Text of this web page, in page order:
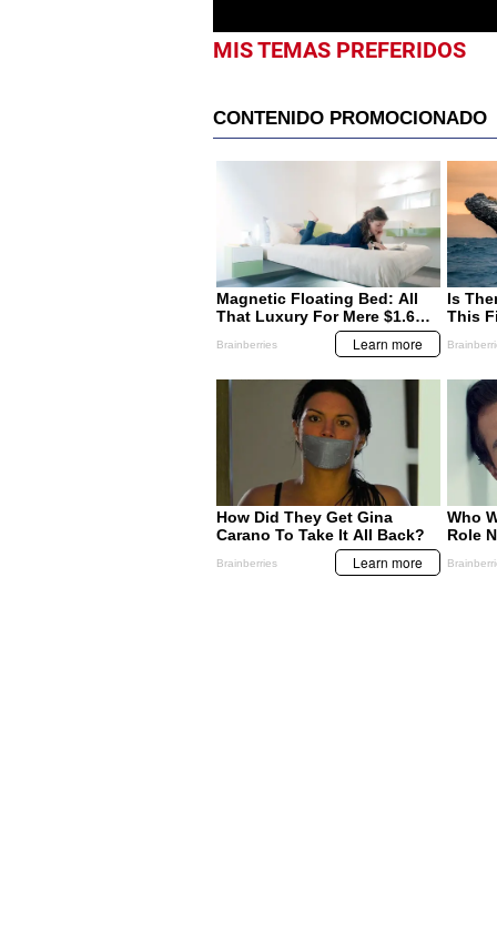
MIS TEMAS PREFERIDOS